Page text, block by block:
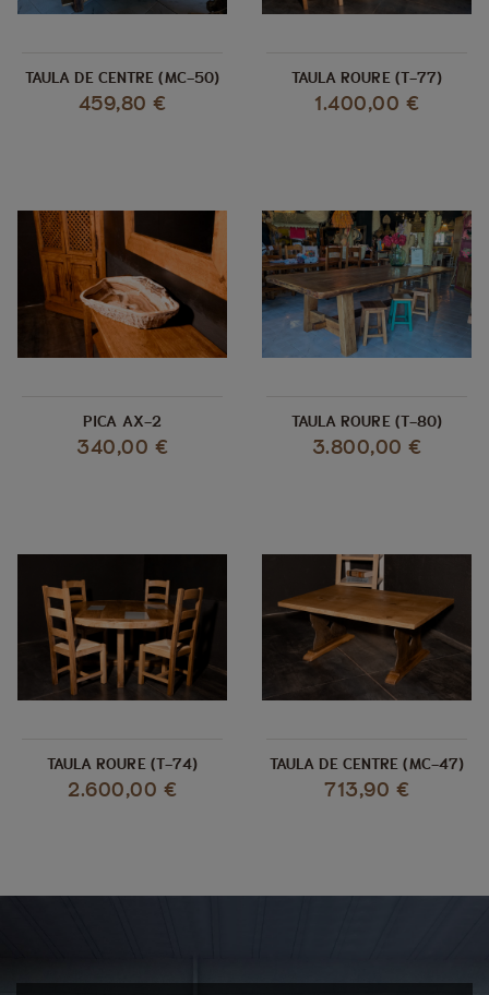
TAULA DE CENTRE (MC-50)
459,80 €
TAULA ROURE (T-77)
1.400,00 €
PICA AX-2
340,00 €
TAULA ROURE (T-80)
3.800,00 €
TAULA ROURE (T-74)
2.600,00 €
TAULA DE CENTRE (MC-47)
713,90 €